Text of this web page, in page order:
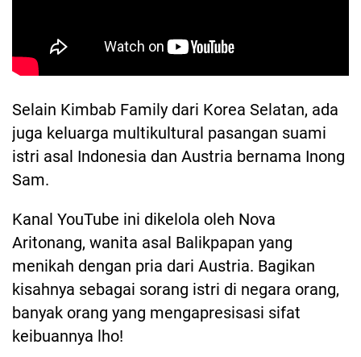
Selain Kimbab Family dari Korea Selatan, ada
juga keluarga multikultural pasangan suami
istri asal Indonesia dan Austria bernama Inong
Sam.
Kanal YouTube ini dikelola oleh Nova
Aritonang, wanita asal Balikpapan yang
menikah dengan pria dari Austria. Bagikan
kisahnya sebagai sorang istri di negara orang,
banyak orang yang mengapresisasi sifat
keibuannya lho!